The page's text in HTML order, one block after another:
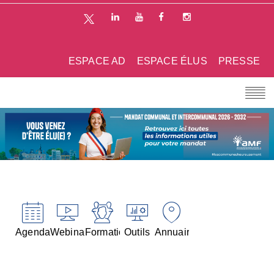
PRESSE
ESPACE ÉLUS
ESPACE AD
AgendaWebinairesFormationsOutils Annuaires